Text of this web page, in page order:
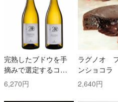
完熟したブドウを手
摘みで選定するコス
トと時間を掛けた白
ワイン2本セット！ ト
6,270円
ラグノオ
ンショコラ
2,640円